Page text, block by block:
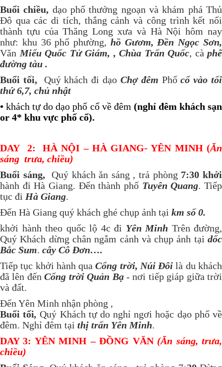
Buổi chiều, dạo phố thưởng ngoạn và khám phá Thủ
Đô qua các di tích, thắng cảnh và công trình kết nối
thành tựu của Thăng Long xưa và Hà Nội hôm nay
như: khu 36 phố phường, hồ Gươm, Đền Ngọc Sơn,
Văn Miếu Quốc Tử Giám, , Chùa Trấn Quốc, cà phê
đường tàu .
Buổi tối, Quý khách đi dạo Chợ đêm Phốcổ vào tối
thứ 6,7, chủ nhật
•khách tự do dạo phố cổ về đêm (nghỉ đêm khách sạn
or 4* khu vực phố cổ).
DAY 2: HÀ NỘI – HÀ GIANG- YÊN MINH (Ăn
sáng trưa, chiều)
Buổi sáng, Quý khách ăn sáng , trả phòng 7:30 khởi
hành đi Hà Giang. Đến thành phố Tuyên Quang. Tiếp
tục đi Hà Giang.
Đến Hà Giang quý khách ghé chụp ảnh tại km số 0.
khởi hành theo quốc lộ 4c đi Yên Minh Trên đường,
Quý Khách dừng chân ngắm cảnh và chụp ảnh tại dốc
Bắc Sum. cây Cô Đơn….
Tiếp tục khởi hành quaCổng trời, Núi Đôi là du khách
đã lên đếnCổng trời Quản Bạ- nơi tiếp giáp giữa trời
và đất.
Đến Yên Minh nhận phòng ,
Buổi tối, Quý Khách tự do nghỉ ngơi hoặc dạo phố về
đêm. Nghỉ đêm tại thị trấn Yên Minh.
DAY 3: YÊN MINH – ĐỒNG VĂN (Ăn sáng, trưa,
chiều)